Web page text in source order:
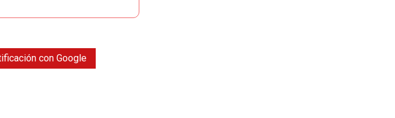
con Google